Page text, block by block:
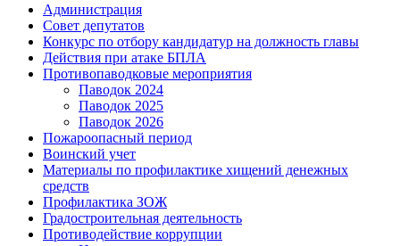
Администрация
Совет депутатов
Конкурс по отбору кандидатур на должность главы
Действия при атаке БПЛА
Противопаводковые мероприятия
Паводок 2024
Паводок 2025
Паводок 2026
Пожароопасный период
Воинский учет
Материалы по профилактике хищений денежных
средств
Профилактика ЗОЖ
Градостроительная деятельность
Противодействие коррупции